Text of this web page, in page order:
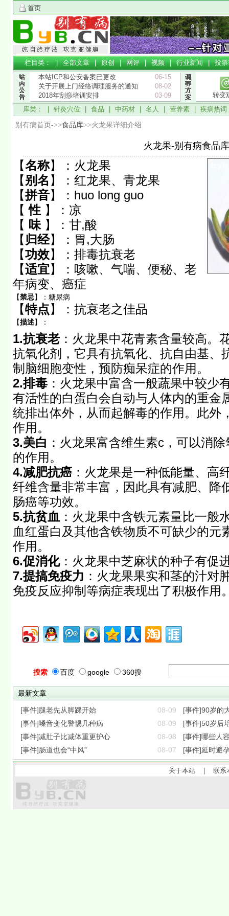
首页
栏目类： |全部文章|原创|网评|视频|行业新闻|投
本站ICP和公安备案已更改
06-15
关于开展上门经络调理服务的通知
08-02
2018年刮痧培训安排
03-09
转变
库类： | 针灸穴位 食品 中药材 名人 营养素 疾病热词
别有病首页->>食品库>>火龙果详细介绍
火龙果-别有病食品库
【名称】： 火龙果
【别名 】： 红龙果、青龙果
【拼音】： huo long guo
【 性 】： 凉
【 味 】： 甘,酸
【 归经】： 胃,大肠
【功效】： 排毒抗衰老
【适宜】： 咳嗽、气喘、便秘、老
年病变、癌症
【禁忌】： 糖尿病
【特点】： 抗衰老之佳品
【描述】：
1.抗衰老 ：火龙果中花青素含量较高。
抗氧化剂，它具有抗氧化、抗自由基、
制脑细胞变性，预防痴呆症的作用。
2.排毒 ：火龙果中富含一般蔬果中较少
有活性的白蛋白会自动与人体内的重金
统排出体外，从而起解毒的作用。此外
作用。
3.美白 ：火龙果富含维生素c，可以消
的作用。
4.减肥抗癌 ：火龙果是一种低能量、高
纤维含量非常丰富，因此具有减肥、降
肠癌等功效。
5.抗贫血 ：火龙果中含铁元素量比一般
血红蛋白及其他含铁物质不可缺少的元
作用。
6.促消化：火龙果中芝麻状的种子有促
7.提搞免疫力 ：火龙果果实和茎的汁对
免疫反应抑制等病症表现出了积极作用
搜索 百度 google 360搜
最新文章
[事件]腿老先从脚踝开始 08-09
[事件]90岁的
[事件]嗓音变化警惕几种病
08-09
[事件]50岁后
[事件]减肚子比减体重更护心
08-08
[事件]哪些人
[事件]肠道也会“中风”
08-07 [事件]延时避
关于本站 |联系